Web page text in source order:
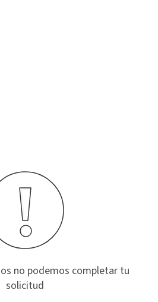
no podemos completar tu
solicitud